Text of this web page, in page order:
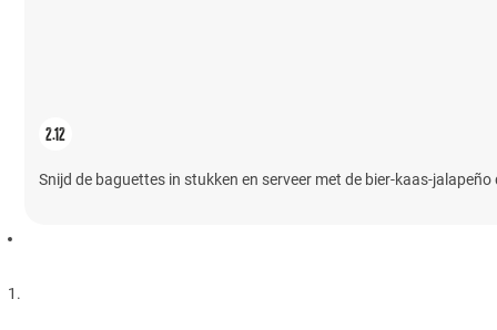
Snijd de baguettes in stukken en serveer met de bier-kaas-